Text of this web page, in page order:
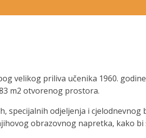
velikog priliva učenika 1960.
m2 otvorenog prostora.
specijalnih odjeljenja i cjelodnevnog
obrazovnog napretka, kako